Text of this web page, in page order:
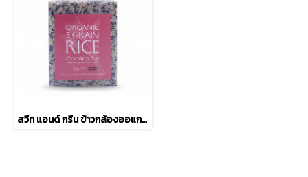
สวีท แอนด์ กรีน ข้าวกล้องออแกนิค 5 สี